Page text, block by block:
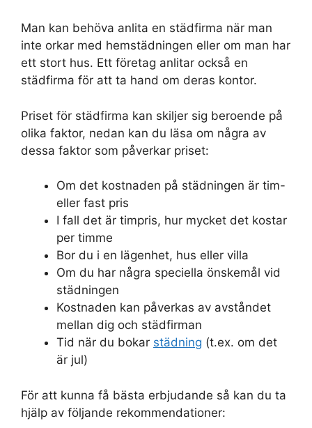
Man kan behöva anlita en städfirma när man
inte orkar med hemstädningen eller om man har
ett stort hus. Ett företag anlitar också en
städfirma för att ta hand om deras kontor.
Priset för städfirma kan skiljer sig beroende på
olika faktor, nedan kan du läsa om några av
dessa faktor som påverkar priset:
Om det kostnaden på städningen är tim-
eller fast pris
I fall det är timpris, hur mycket det kostar
per timme
Bor du i en lägenhet, hus eller villa
Om du har några speciella önskemål vid
städningen
Kostnaden kan påverkas av avståndet
mellan dig och städfirman
Tid när du bokar städning (t.ex. om det
är jul)
För att kunna få bästa erbjudande så kan du ta
hjälp av följande rekommendationer: